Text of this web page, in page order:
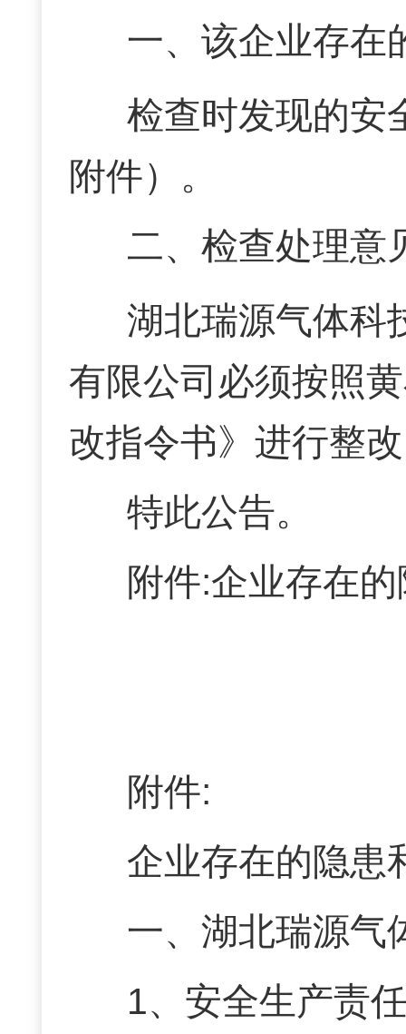
一、该企业存在
检查时发现的安
附件）。
二、检查处理意
湖北瑞源气体科
有限公司 必须按照
改指令书》进行整
特此公告。
附件:企业存
附件:
企业存在的隐患
一、湖北瑞源气
1、安全生产责